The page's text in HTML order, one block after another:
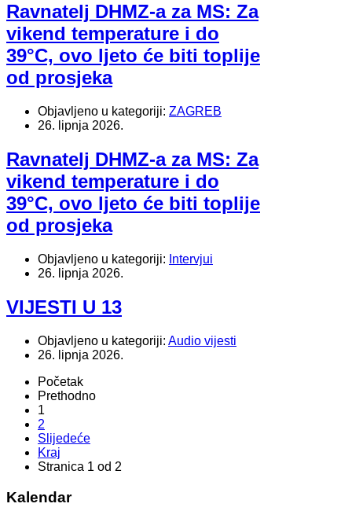
Ravnatelj DHMZ-a za MS: Za
vikend temperature i do
39°C, ovo ljeto će biti toplije
od prosjeka
Objavljeno u kategoriji: ZAGREB
26. lipnja 2026.
Ravnatelj DHMZ-a za MS: Za
vikend temperature i do
39°C, ovo ljeto će biti toplije
od prosjeka
Objavljeno u kategoriji: Intervjui
26. lipnja 2026.
VIJESTI U 13
Objavljeno u kategoriji: Audio vijesti
26. lipnja 2026.
Početak
Prethodno
1
2
Slijedeće
Kraj
Stranica 1 od 2
Kalendar